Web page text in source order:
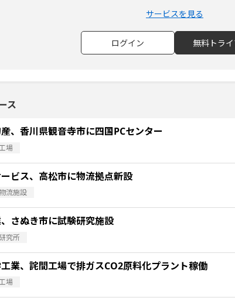
サービスを見る
ログイン 無料トラ
ス
、香川県観音寺市に四国PCセンター
場
ビス、高松市に物流拠点新設
物流施設
さぬき市に試験研究施設
究所
業、詫間工場で排ガスCO2原料化プラント稼働
場